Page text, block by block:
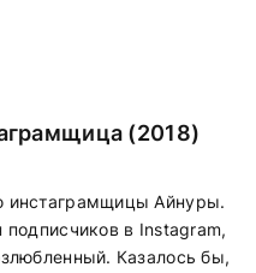
(2018)
инстаграмщицы Айнуры.
в Instagram,
Казалось бы,